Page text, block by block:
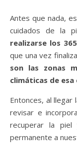
Antes que nada,
cuidados de la
realizarse los
que una vez
son las zonas
climáticas de esa
Entonces, al llegar
revisar e
recuperar la
permanente a